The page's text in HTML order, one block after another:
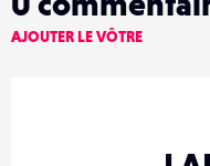
AJOUTER LE VÔTRE